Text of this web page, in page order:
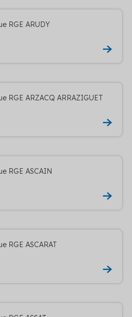
RGE ARUDY
RGE ARZACQ ARRAZIGUET
RGE ASCAIN
RGE ASCARAT